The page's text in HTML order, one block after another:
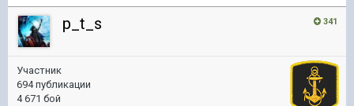
341
p_t_s
Участник
694 публикации
4 671 бой